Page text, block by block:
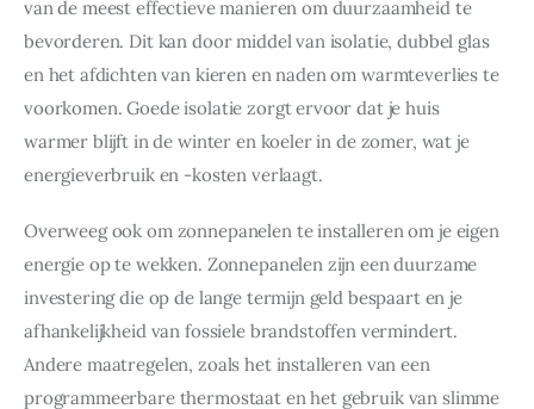
van de meest effectieve manieren om duurzaamheid te
bevorderen. Dit kan door middel van isolatie, dubbel glas
en het afdichten van kieren en naden om warmteverlies te
voorkomen. Goede isolatie zorgt ervoor dat je huis
warmer blijft in de winter en koeler in de zomer, wat je
energieverbruik en -kosten verlaagt.
Overweeg ook om zonnepanelen te installeren om je eigen
energie op te wekken. Zonnepanelen zijn een duurzame
investering die op de lange termijn geld bespaart en je
afhankelijkheid van fossiele brandstoffen vermindert.
Andere maatregelen, zoals het installeren van een
programmeerbare thermostaat en het gebruik van slimme